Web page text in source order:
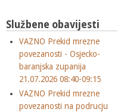
Službene obavijesti
VAZNO Prekid mrezne
povezanosti - Osjecko-
baranjska zupanija
21.07.2026 08:40-09:15
VAZNO Prekid mrezne
povezanosti na podrucju